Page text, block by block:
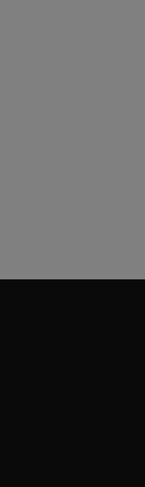
su
Antes de